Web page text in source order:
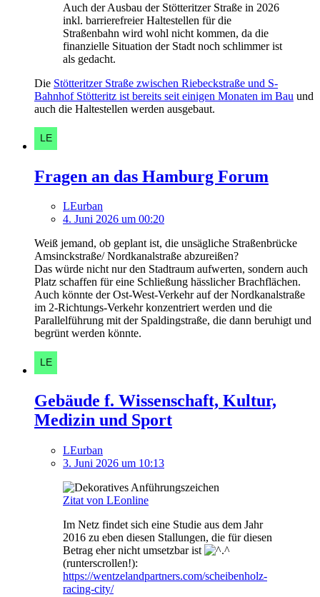
Auch der Ausbau der Stötteritzer Straße in 2026
inkl. barrierefreier Haltestellen für die
Straßenbahn wird wohl nicht kommen, da die
finanzielle Situation der Stadt noch schlimmer ist
als gedacht.
Die Stötteritzer Straße zwischen Riebeckstraße und S-
Bahnhof Stötteritz ist bereits seit einigen Monaten im Bau und
auch die Haltestellen werden ausgebaut.
Fragen an das Hamburg Forum
LEurban
4. Juni 2026 um 00:20
Weiß jemand, ob geplant ist, die unsägliche Straßenbrücke
Amsinckstraße/ Nordkanalstraße abzureißen?
Das würde nicht nur den Stadtraum aufwerten, sondern auch
Platz schaffen für eine Schließung hässlicher Brachflächen.
Auch könnte der Ost-West-Verkehr auf der Nordkanalstraße
im 2-Richtungs-Verkehr konzentriert werden und die
Parallelführung mit der Spaldingstraße, die dann beruhigt und
begrünt werden könnte.
Gebäude f. Wissenschaft, Kultur,
Medizin und Sport
LEurban
3. Juni 2026 um 10:13
Zitat von LEonline
Im Netz findet sich eine Studie aus dem Jahr
2016 zu eben diesen Stallungen, die für diesen
Betrag eher nicht umsetzbar ist
(runterscrollen!):
https://wentzelandpartners.com/scheibenholz-
racing-city/